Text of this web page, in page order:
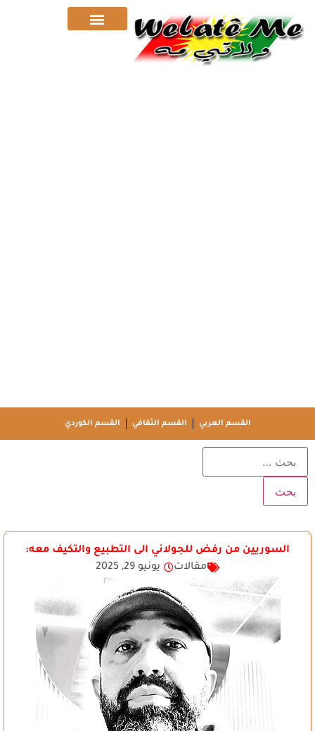
القسم العربي القسم الثقافي القسم الكوردي
السوريين من رفض للجولاني الى التطبيع والتكيف معه:
مقالات
يونيو 29, 2025